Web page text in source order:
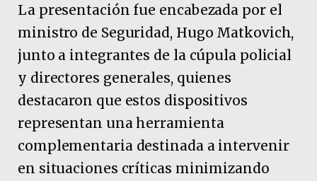
La presentación fue encabezada por el
ministro de Seguridad, Hugo Matkovich,
junto a integrantes de la cúpula policial
y directores generales, quienes
destacaron que estos dispositivos
representan una herramienta
complementaria destinada a intervenir
en situaciones críticas minimizando